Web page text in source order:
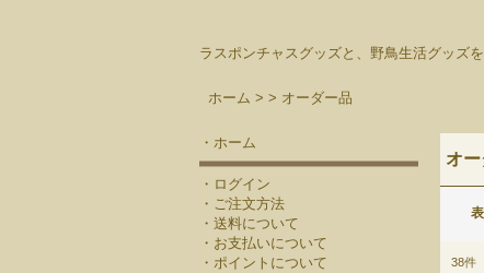
ラスポンチャスグッズと、野鳥生活グッズ
ホーム > > オーダー品
・ホーム
・ログイン
・ご注文方法
・送料について
・お支払いについて
・ポイントについて
オ
38件